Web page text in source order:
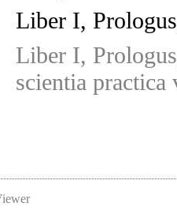
Liber I,
Liber I,
scientia practica